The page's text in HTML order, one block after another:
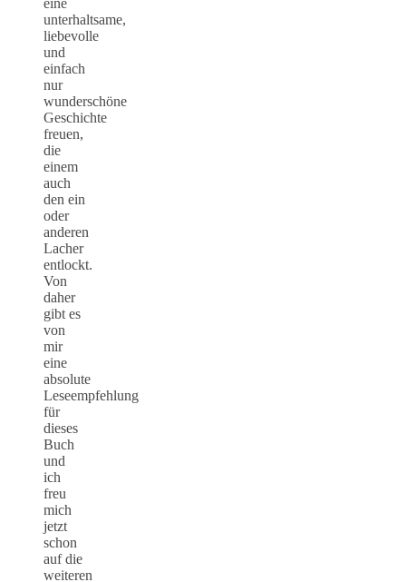
eine
unterhaltsame,
liebevolle
und
einfach
nur
wunderschöne
Geschichte
freuen,
die
einem
auch
den ein
oder
anderen
Lacher
entlockt.
Von
daher
gibt es
von
mir
eine
absolute
Leseempfehlung
für
dieses
Buch
und
ich
freu
mich
jetzt
schon
auf die
weiteren